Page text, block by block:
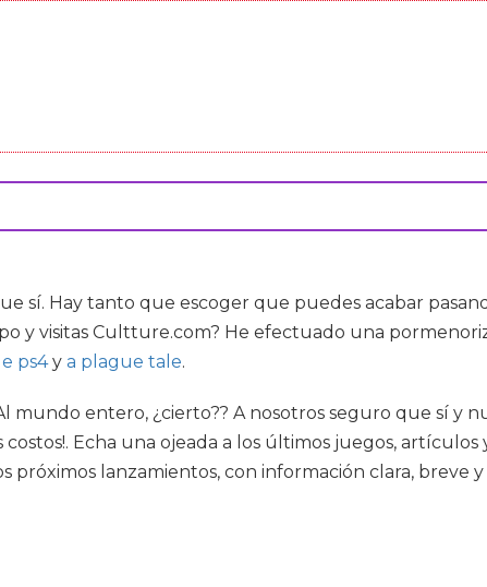
sí. Hay tanto que escoger que puedes acabar
y visitas Cultture.com? He efectuado una
ps4y a plague tale.
mundo entero, ¿cierto?? A nosotros seguro que sí y
Echa una ojeada a los últimos juegos,
próximos lanzamientos, con información clara, breve